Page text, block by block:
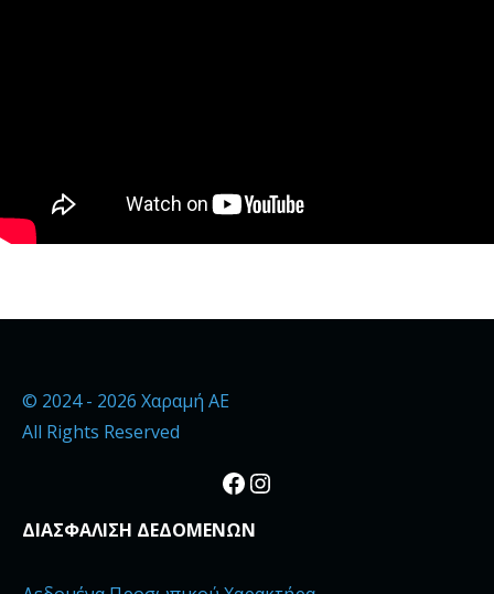
© 2024 - 2026 Χαραμή ΑΕ
All Rights Reserved
Facebook
Instagram
ΔΙΑΣΦΑΛΙΣΗ ΔΕΔΟΜΕΝΩΝ